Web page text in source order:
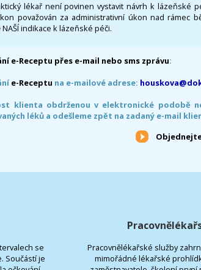
lékař není povinen vystavit návrh k lázeňské
považován za administrativní úkon nad rámec
indikace k lázeňské péči.
e-Receptu přes e-mail nebo sms zprávu:
e-Receptu na e-mailové adrese:
klienta obdrženou v elektronické podobě
léků a odešleme zpět na zadaný e-mail
se
Součástí je
Pracovnělékařské služby
mimořádné lékařské